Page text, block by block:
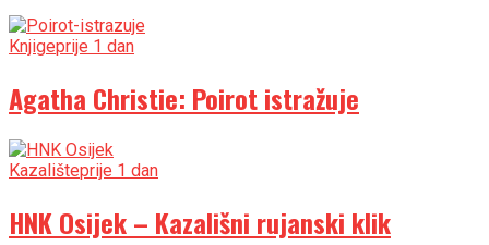
Knjigeprije 1 dan
Agatha Christie: Poirot istražuje
Kazališteprije 1 dan
HNK Osijek – Kazališni rujanski klik